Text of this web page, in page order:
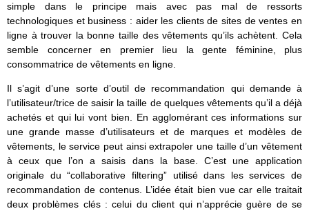
simple dans le principe mais avec pas mal de ressorts
technologiques et business : aider les clients de sites de ventes en
ligne à trouver la bonne taille des vêtements qu’ils achètent. Cela
semble concerner en premier lieu la gente féminine, plus
consommatrice de vêtements en ligne.
Il s’agit d’une sorte d’outil de recommandation qui demande à
l’utilisateur/trice de saisir la taille de quelques vêtements qu’il a déjà
achetés et qui lui vont bien. En agglomérant ces informations sur
une grande masse d’utilisateurs et de marques et modèles de
vêtements, le service peut ainsi extrapoler une taille d’un vêtement
à ceux que l’on a saisis dans la base. C’est une application
originale du “collaborative filtering” utilisé dans les services de
recommandation de contenus. L’idée était bien vue car elle traitait
deux problèmes clés : celui du client qui n’apprécie guère de se